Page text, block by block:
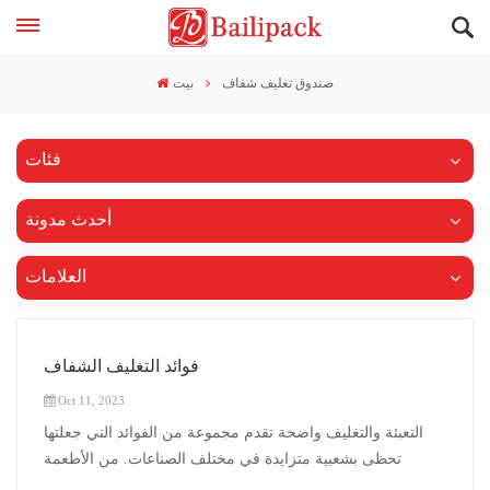
بيت صندوق تغليف شفاف
فئات
أحدث مدونة
العلامات
فوائد التغليف الشفاف
Oct 11, 2023
التعبئة والتغليف واضحة تقدم مجموعة من الفوائد التي جعلتها
تحظى بشعبية متزايدة في مختلف الصناعات. من الأطعمة